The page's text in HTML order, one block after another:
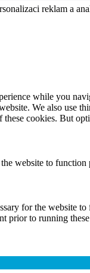
reklam a
while you
We also use
cookies. But
website to
for the website
prior to running